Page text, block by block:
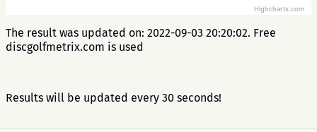
Highcharts.com
The result was updated on: 2022-09-03 20:20:02. Free
discgolfmetrix.com is used
Results will be updated every 30 seconds!